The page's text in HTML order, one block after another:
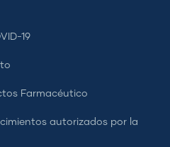
19
Farmacéutico
autorizados por la